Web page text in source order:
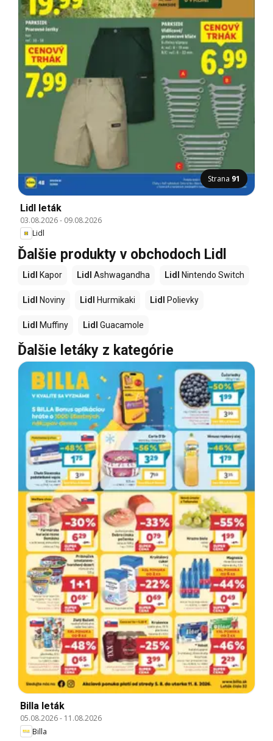
Strana 91
Lidl leták
03.08.2026- 09.08.2026
Lidl
Ďalšie produkty v obchodoch Lidl
Lidl Kapor Lidl Ashwagandha Lidl Nintendo Switch
Lidl Noviny Lidl Hurmikaki Lidl Polievky
Lidl Muffiny Lidl Guacamole
Ďalšie letáky z kategórie
Billa leták
05.08.2026- 11.08.2026
Billa